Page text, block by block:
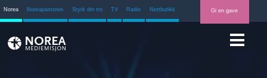
Norea Noreapastoren Styrk din tro TV Radio Nettbutikk Gi en gave